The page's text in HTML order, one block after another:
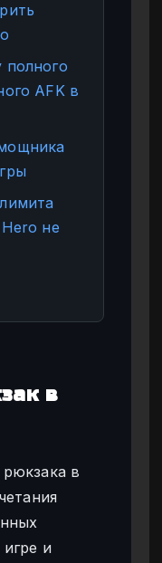
полного
AFK в
не
в
в
и